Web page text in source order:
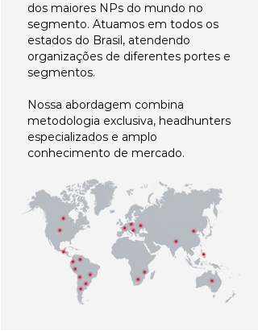
dos maiores NPs do mundo no
segmento. Atuamos em todos os
estados do Brasil, atendendo
organizações de diferentes portes e
segmentos.
Nossa abordagem combina
metodologia exclusiva, headhunters
especializados e amplo
conhecimento de mercado.